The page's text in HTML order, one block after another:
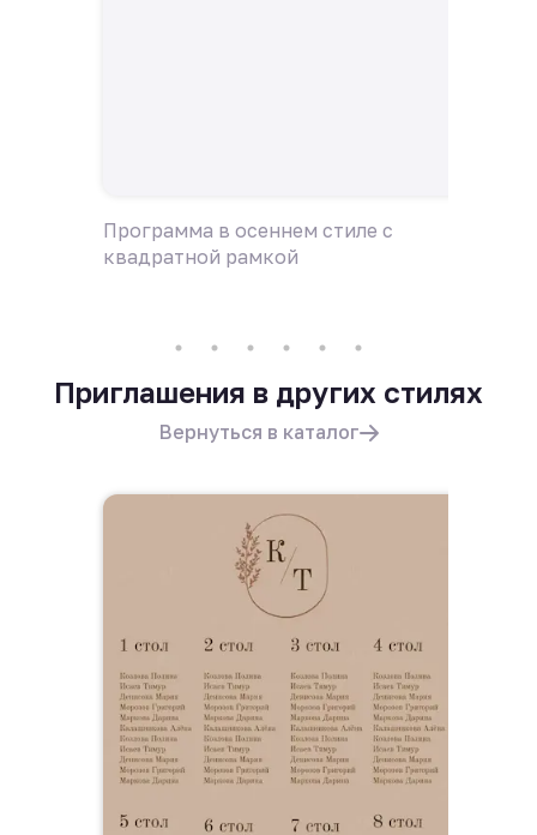
Программа в осеннем стиле с
квадратной рамкой
Приглашения в других стилях
Вернуться в каталог